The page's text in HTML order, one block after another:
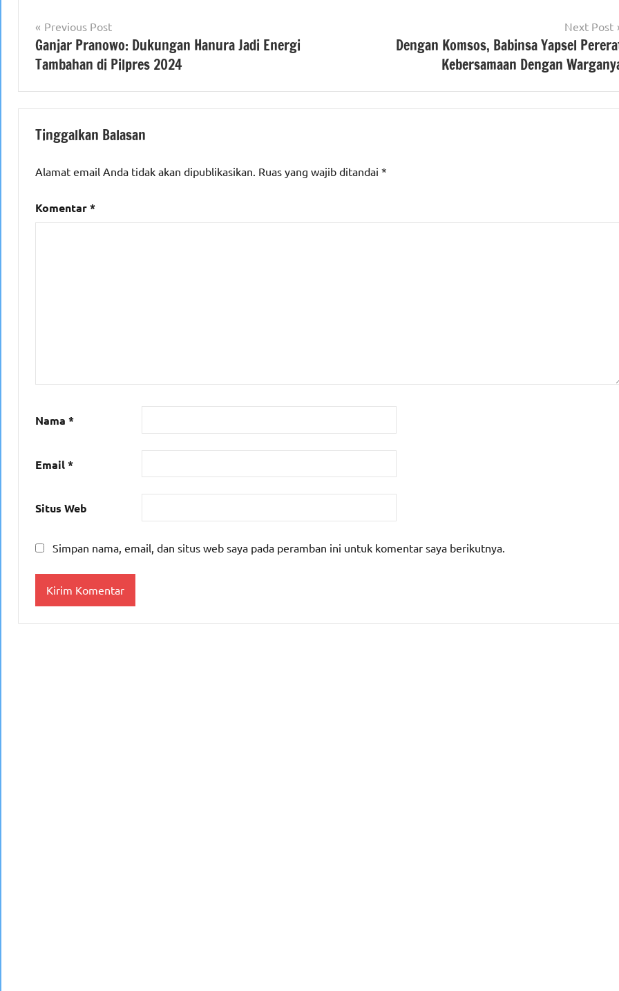
Navigasi
pos
Previous Post
Ganjar Pranowo: Dukungan Hanura Jadi Energi
Tambahan di Pilpres 2024
Next Post
Dengan Komsos, Babinsa Yapsel
Kebersamaan Dengan
Tinggalkan Balasan
Alamat email Anda tidak akan dipublikasikan. Ruas yang wajib ditandai *
Komentar*
Nama *
Email*
Situs Web
Simpan nama, email, dan situs web saya pada peramban ini untuk komentar saya berikutnya.